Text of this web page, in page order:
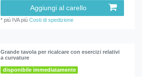
Aggiungi al carello
*più IVApiùCosti di spedizione
Grande tavola per ricalcare con esercizi relativi
a curvature
disponibile immediatamente